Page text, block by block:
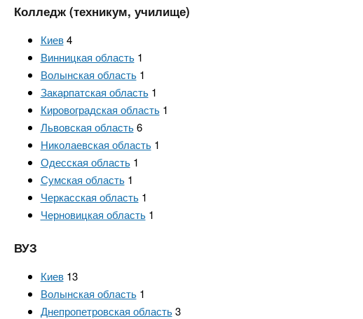
n
s
n
f
o
х
Колледж (техникум, училище)
Киев 4
Винницкая область 1
Волынская область 1
Закарпатская область 1
Кировоградская область 1
Львовская область 6
Николаевская область 1
Одесская область 1
Сумская область 1
Черкасская область 1
Черновицкая область 1
ВУЗ
Киев 13
Волынская область 1
Днепропетровская область 3